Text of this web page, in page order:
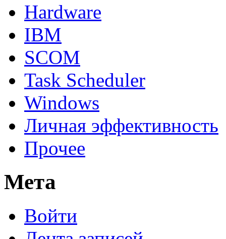
Hardware
IBM
SCOM
Task Scheduler
Windows
Личная эффективность
Прочее
Мета
Войти